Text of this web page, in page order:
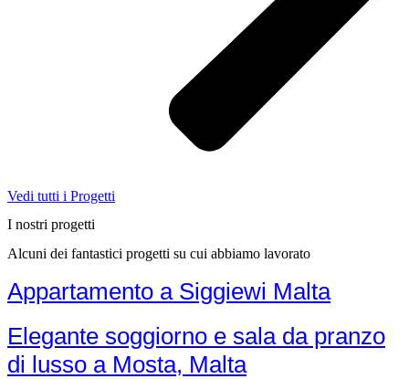
Vedi tutti i Progetti
I nostri progetti
Alcuni dei fantastici progetti su cui abbiamo lavorato
Appartamento a Siggiewi Malta
Elegante soggiorno e sala da pranzo
di lusso a Mosta, Malta